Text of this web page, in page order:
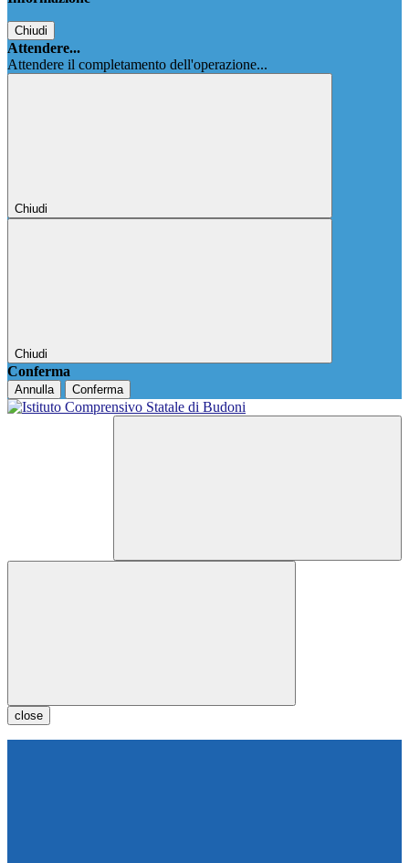
Chiudi
Attendere...
Attendere il completamento dell'operazione...
Chiudi
Chiudi
Conferma
Annulla Conferma
close